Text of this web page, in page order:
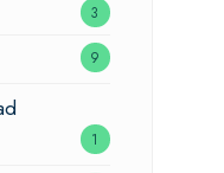
3
9
1